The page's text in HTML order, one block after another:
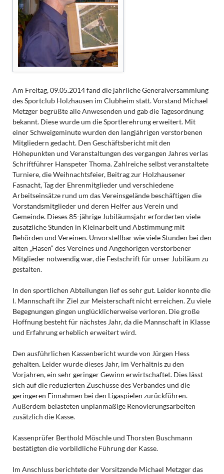
Am Freitag, 09.05.2014 fand die jährliche Generalversammlung
des Sportclub Holzhausen im Clubheim statt. Vorstand Michael
Metzger begrüßte alle Anwesenden und gab die Tagesordnung
bekannt. Diese wurde um die Sportlerehrung erweitert. Mit
einer Schweigeminute wurden den langjährigen verstorbenen
Mitgliedern gedacht. Den Geschäftsbericht mit den
Höhepunkten und Veranstaltungen des vergangen Jahres verlas
Schriftführer Hanspeter Thoma. Zahlreiche selbst veranstaltete
Turniere, die Weihnachtsfeier, Beitrag zur Holzhausener
Fasnacht, Tag der Ehrenmitglieder und verschiedene
Arbeitseinsätze rund um das Vereinsgelände beschäftigen die
Vorstandsmitglieder und deren Helfer aus Verein und
Gemeinde. Dieses 85-jährige Jubiläumsjahr erforderten viele
zusätzliche Stunden in Kleinarbeit und Abstimmung mit
Behörden und Vereinen. Unvorstellbar wie viele Stunden bei den
alten „Hasen“ des Vereines und Angehörigen verstorbener
Mitglieder notwendig war, die Festschrift für unser Jubiläum zu
gestalten.
In den sportlichen Abteilungen lief es sehr gut. Leider konnte die
I. Mannschaft ihr Ziel zur Meisterschaft nicht erreichen. Zu viele
Begegnungen gingen unglücklicherweise verloren. Die große
Hoffnung besteht für nächstes Jahr, da die Mannschaft in Klasse
und Erfahrung erheblich erweitert wird.
Den ausführlichen Kassenbericht wurde von Jürgen Hess
gehalten. Leider wurde dieses Jahr, im Verhältnis zu den
Vorjahren, ein sehr geringer Gewinn erwirtschaftet. Dies lässt
sich auf die reduzierten Zuschüsse des Verbandes und die
geringeren Einnahmen bei den Ligaspielen zurückführen.
Außerdem belasteten unplanmäßige Renovierungsarbeiten
zusätzlich die Kasse.
Kassenprüfer Berthold Möschle und Thorsten Buschmann
bestätigten die vorbildliche Führung der Kasse.
Im Anschluss berichtete der Vorsitzende Michael Metzger das